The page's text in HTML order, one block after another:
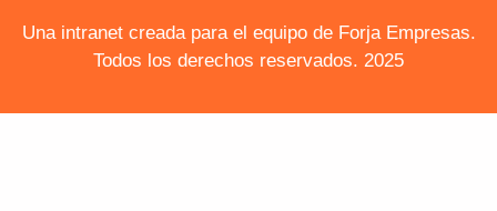
Una intranet creada para el equipo de Forja Empresas.
Todos los derechos reservados. 2025